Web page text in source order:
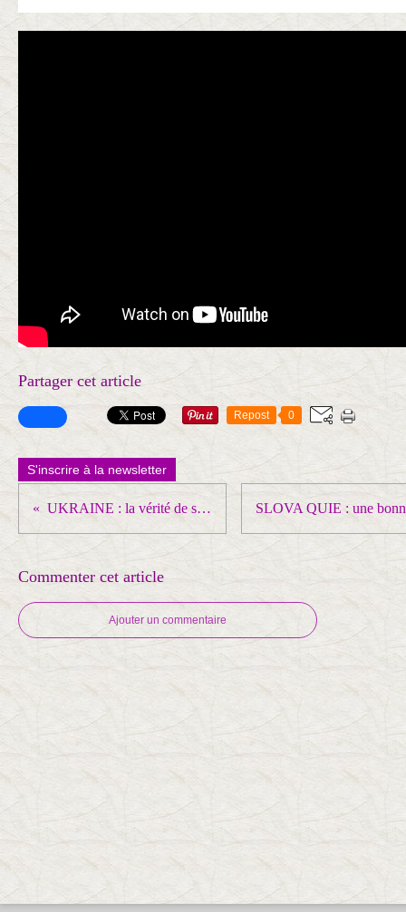
Partager cet article
Repost 0
S'inscrire à la newsletter
UKRAINE : la vérité de siruation
Commenter cet article
Ajouter un commentaire